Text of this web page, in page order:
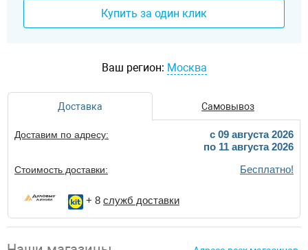
Купить за один клик
Ваш регион: Москва
Доставка Самовывоз
Доставим по адресу:
c 09 августа 2026
по 11 августа 2026
Стоимость доставки: Бесплатно!
+ 8 служб доставки